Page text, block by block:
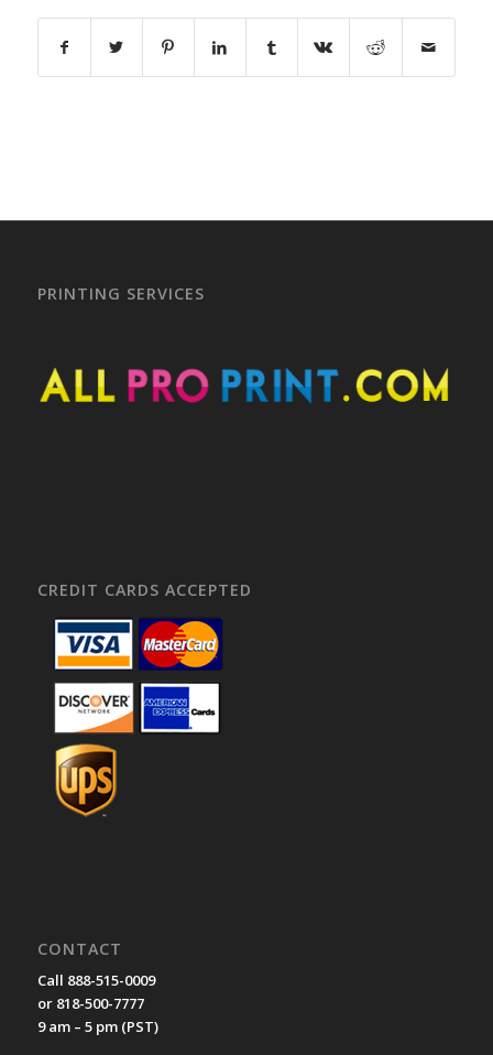
PRINTING SERVICES
CREDIT CARDS ACCEPTED
CONTACT
Call 888-515-0009
or 818-500-7777
9 am – 5 pm (PST)